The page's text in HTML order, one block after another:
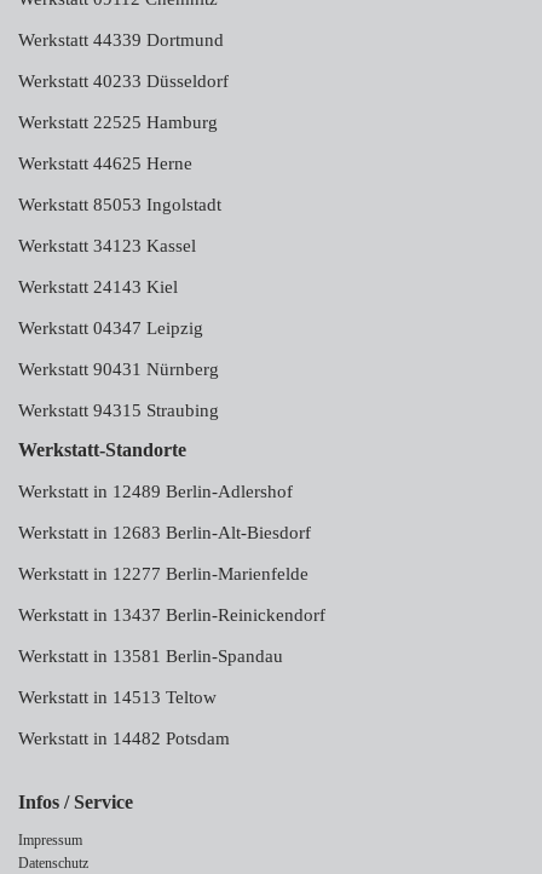
Werkstatt 44339 Dortmund
Werkstatt 40233 Düsseldorf
Werkstatt 22525 Hamburg
Werkstatt 44625 Herne
Werkstatt 85053 Ingolstadt
Werkstatt 34123 Kassel
Werkstatt 24143 Kiel
Werkstatt 04347 Leipzig
Werkstatt 90431 Nürnberg
Werkstatt 94315 Straubing
Werkstatt-Standorte
Werkstatt in 12489 Berlin-Adlershof
Werkstatt in 12683 Berlin-Alt-Biesdorf
Werkstatt in 12277 Berlin-Marienfelde
Werkstatt in 13437 Berlin-Reinickendorf
Werkstatt in 13581 Berlin-Spandau
Werkstatt in 14513 Teltow
Werkstatt in 14482 Potsdam
Infos / Service
Impressum
Datenschutz